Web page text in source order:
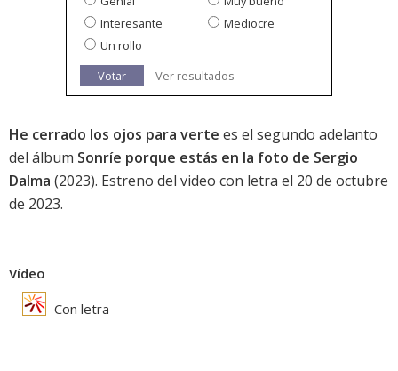
Interesante
Mediocre
Un rollo
Votar
Ver resultados
He cerrado los ojos para verte es el segundo adelanto
del álbum Sonríe porque estás en la foto de Sergio
Dalma (2023). Estreno del video con letra el 20 de octubre
de 2023.
Vídeo
Con letra